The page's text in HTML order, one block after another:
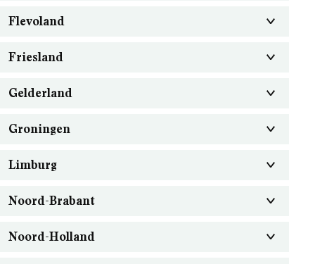
Flevoland
Friesland
Gelderland
Groningen
Limburg
Noord-Brabant
Noord-Holland